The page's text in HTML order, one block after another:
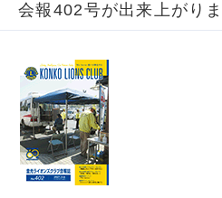
会報402号が出来上がり